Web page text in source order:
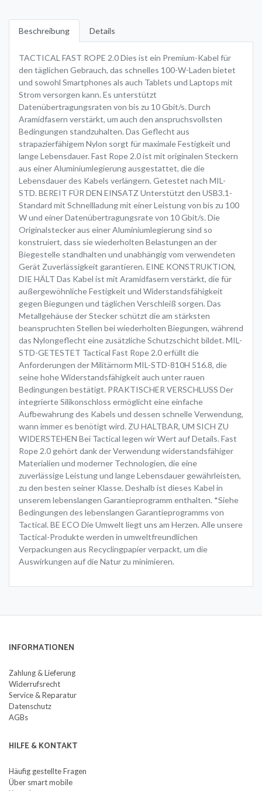
Beschreibung Details
TACTICAL FAST ROPE 2.0 Dies ist ein Premium-Kabel für
den täglichen Gebrauch, das schnelles 100-W-Laden bietet
und sowohl Smartphones als auch Tablets und Laptops mit
Strom versorgen kann. Es unterstützt
Datenübertragungsraten von bis zu 10 Gbit/s. Durch
Aramidfasern verstärkt, um auch den anspruchsvollsten
Bedingungen standzuhalten. Das Geflecht aus
strapazierfähigem Nylon sorgt für maximale Festigkeit und
lange Lebensdauer. Fast Rope 2.0 ist mit originalen Steckern
aus einer Aluminiumlegierung ausgestattet, die die
Lebensdauer des Kabels verlängern. Getestet nach MIL-
STD. BEREIT FÜR DEN EINSATZ Unterstützt den USB3.1-
Standard mit Schnellladung mit einer Leistung von bis zu 100
W und einer Datenübertragungsrate von 10 Gbit/s. Die
Originalstecker aus einer Aluminiumlegierung sind so
konstruiert, dass sie wiederholten Belastungen an der
Biegestelle standhalten und unabhängig vom verwendeten
Gerät Zuverlässigkeit garantieren. EINE KONSTRUKTION,
DIE HÄLT Das Kabel ist mit Aramidfasern verstärkt, die für
außergewöhnliche Festigkeit und Widerstandsfähigkeit
gegen Biegungen und täglichen Verschleiß sorgen. Das
Metallgehäuse der Stecker schützt die am stärksten
beanspruchten Stellen bei wiederholten Biegungen, während
das Nylongeflecht eine zusätzliche Schutzschicht bildet. MIL-
STD-GETESTET Tactical Fast Rope 2.0 erfüllt die
Anforderungen der Militärnorm MIL-STD-810H 516.8, die
seine hohe Widerstandsfähigkeit auch unter rauen
Bedingungen bestätigt. PRAKTISCHER VERSCHLUSS Der
integrierte Silikonschloss ermöglicht eine einfache
Aufbewahrung des Kabels und dessen schnelle Verwendung,
wann immer es benötigt wird. ZU HALTBAR, UM SICH ZU
WIDERSTEHEN Bei Tactical legen wir Wert auf Details. Fast
Rope 2.0 gehört dank der Verwendung widerstandsfähiger
Materialien und moderner Technologien, die eine
zuverlässige Leistung und lange Lebensdauer gewährleisten,
zu den besten seiner Klasse. Deshalb ist dieses Kabel in
unserem lebenslangen Garantieprogramm enthalten. *Siehe
Bedingungen des lebenslangen Garantieprogramms von
Tactical. BE ECO Die Umwelt liegt uns am Herzen. Alle unsere
Tactical-Produkte werden in umweltfreundlichen
Verpackungen aus Recyclingpapier verpackt, um die
Auswirkungen auf die Natur zu minimieren.
INFORMATIONEN
Zahlung & Lieferung
Widerrufsrecht
Service & Reparatur
Datenschutz
AGBs
HILFE & KONTAKT
Häufig gestellte Fragen
Über smart mobile